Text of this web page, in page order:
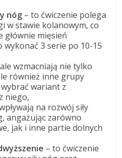
nóg – to ćwiczenie polega
w stawie kolanowym, co
głównie mięsień
wykonać 3 serie po 10-15
wzmacniają nie tylko
również inne grupy
wariant z
niego,
na rozwój siły
angażując zarówno
jak i inne partie dolnych
– to ćwiczenie